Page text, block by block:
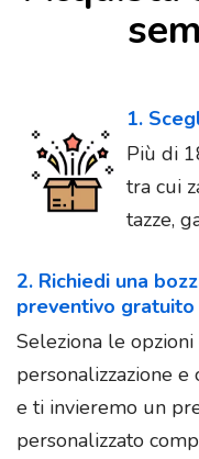
1.
Più di
tra cui
tazze,
2. Richiedi una
preventivo gratuito
Seleziona le
personalizzazione
e ti invieremo un
personalizzato